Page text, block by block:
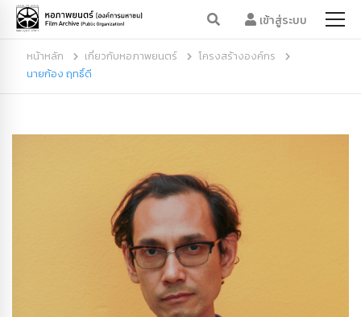
เข้าสู่ระบบ
หน้าหลัก เกี่ยวกับหอภาพยนตร์
โครงสร้างองค์กร
นายก้อง ฤทธิ์ดี